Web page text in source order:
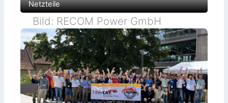
Netzteile
Bild: RECOM Power GmbH